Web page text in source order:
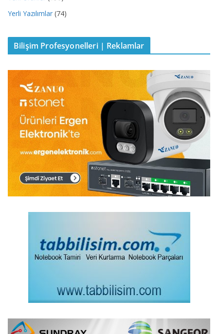
Yerli Yazılımlar (74)
Bilişim Profesyonelleri | Reklamlar